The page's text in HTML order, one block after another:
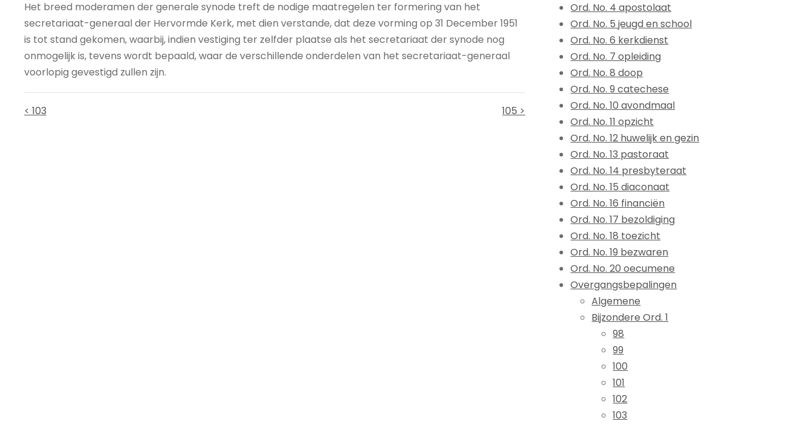
Het breed moderamen der generale synode treft de nodige maatregelen ter formering van het
secretariaat-generaal der Hervormde Kerk, met dien verstande, dat deze vorming op 31 December 1951
is tot stand gekomen, waarbij, indien vestiging ter zelfder plaatse als het secretariaat der synode nog
onmogelijk is, tevens wordt bepaald, waar de verschillende onderdelen van het secretariaat-generaal
voorlopig gevestigd zullen zijn.
< 103 105 >
Ord. No. 4 apostolaat
Ord. No. 5 jeugd en school
Ord. No. 6 kerkdienst
Ord. No. 7 opleiding
Ord. No. 8 doop
Ord. No. 9 catechese
Ord. No. 10 avondmaal
Ord. No. 11 opzicht
Ord. No. 12 huwelijk en gezin
Ord. No. 13 pastoraat
Ord. No. 14 presbyteraat
Ord. No. 15 diaconaat
Ord. No. 16 financiën
Ord. No. 17 bezoldiging
Ord. No. 18 toezicht
Ord. No. 19 bezwaren
Ord. No. 20 oecumene
Overgangsbepalingen
Algemene
Bijzondere Ord. 1
98
99
100
101
102
103